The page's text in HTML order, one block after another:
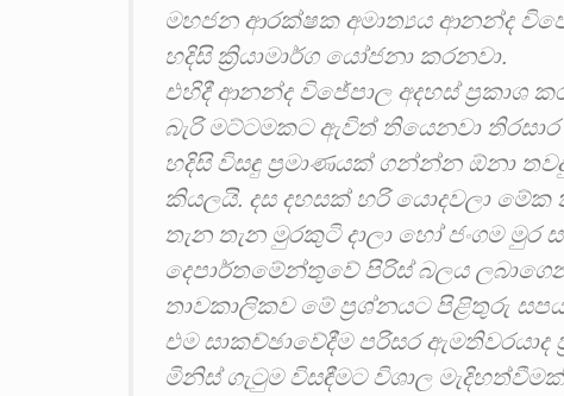
මහජන ආරක්ෂක අමාත්‍යය ආනන්ද
හදිසි ක්‍රියාමාර්ග යෝජනා කරනවා.
එහිදී ආනන්ද විජේපාල අදහස් ප්‍රකාශ
බැරි මට්ටමකට ඇවිත් තියෙනවා
හදිසි විසඳු ප්‍රමාණයක් ගන්න්න ඕනා
කියලයි. දස දහසක් හරි යොදවලා
තැන තැන මුරකුටි දාලා හෝ ජංගම මුර
දෙපාර්තමේන්තුවේ පිරිස් බලය
තාවකාලිකව මේ ප්‍රශ්නයට පිළිතුරු
එම සාකච්ඡාවේදීම පරිසර
මිනිස් ගැටුම විසඳීමට විශාල